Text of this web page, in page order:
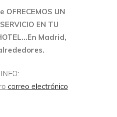
OFRECEMOS UN
EN TU
En Madrid,
correo electrónico